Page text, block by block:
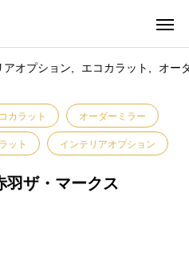
アオプション エコカラット オー
カラット オーダーミラー
ット インテリアオプション
羽ザ・マークス